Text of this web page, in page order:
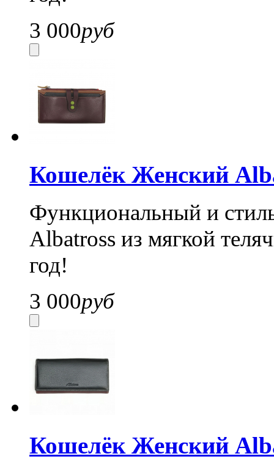
3 000руб
Кошелёк Женский
Функциональный и
Albatross из мягкой
год!
3 000руб
Кошелёк Женский